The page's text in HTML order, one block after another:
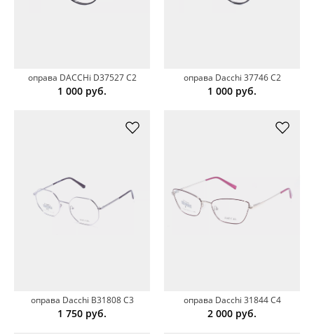
оправа DACCHi D37527 C2
1 000 руб.
оправа Dacchi 37746 C2
1 000 руб.
оправа Dacchi В31808 С3
1 750 руб.
оправа Dacchi 31844 C4
2 000 руб.